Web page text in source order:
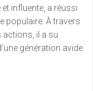
influente, a réussi
populaire. À travers
actions, il a su
génération avide